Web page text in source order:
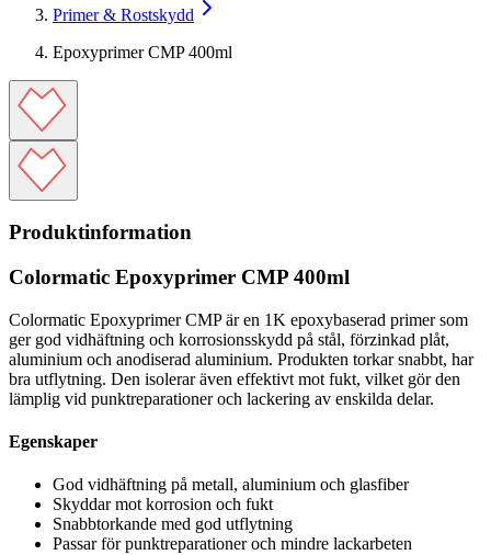
Primer & Rostskydd
Epoxyprimer CMP 400ml
Produktinformation
Colormatic Epoxyprimer CMP 400ml
Colormatic Epoxyprimer CMP är en 1K epoxybaserad primer som
ger god vidhäftning och korrosionsskydd på stål, förzinkad plåt,
aluminium och anodiserad aluminium. Produkten torkar snabbt, har
bra utflytning. Den isolerar även effektivt mot fukt, vilket gör den
lämplig vid punktreparationer och lackering av enskilda delar.
Egenskaper
God vidhäftning på metall, aluminium och glasfiber
Skyddar mot korrosion och fukt
Snabbtorkande med god utflytning
Passar för punktreparationer och mindre lackarbeten